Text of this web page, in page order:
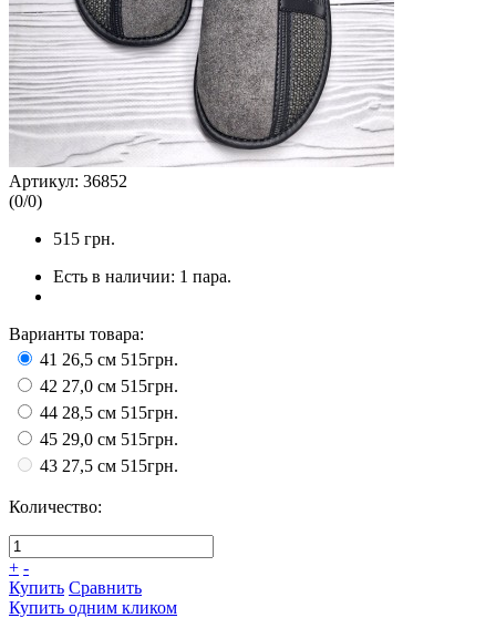
Артикул: 36852
(0/0)
515 грн.
Есть в наличии: 1 пара.
Варианты товара:
41 26,5 см 515грн.
42 27,0 см 515грн.
44 28,5 см 515грн.
45 29,0 см 515грн.
43 27,5 см 515грн.
Количество:
+ -
Купить Сравнить
Купить одним кликом